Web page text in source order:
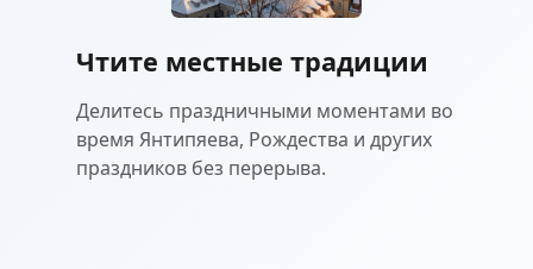
Чтите местные традиции
Делитесь праздничными моментами во
время Янтипяева, Рождества и других
праздников без перерыва.